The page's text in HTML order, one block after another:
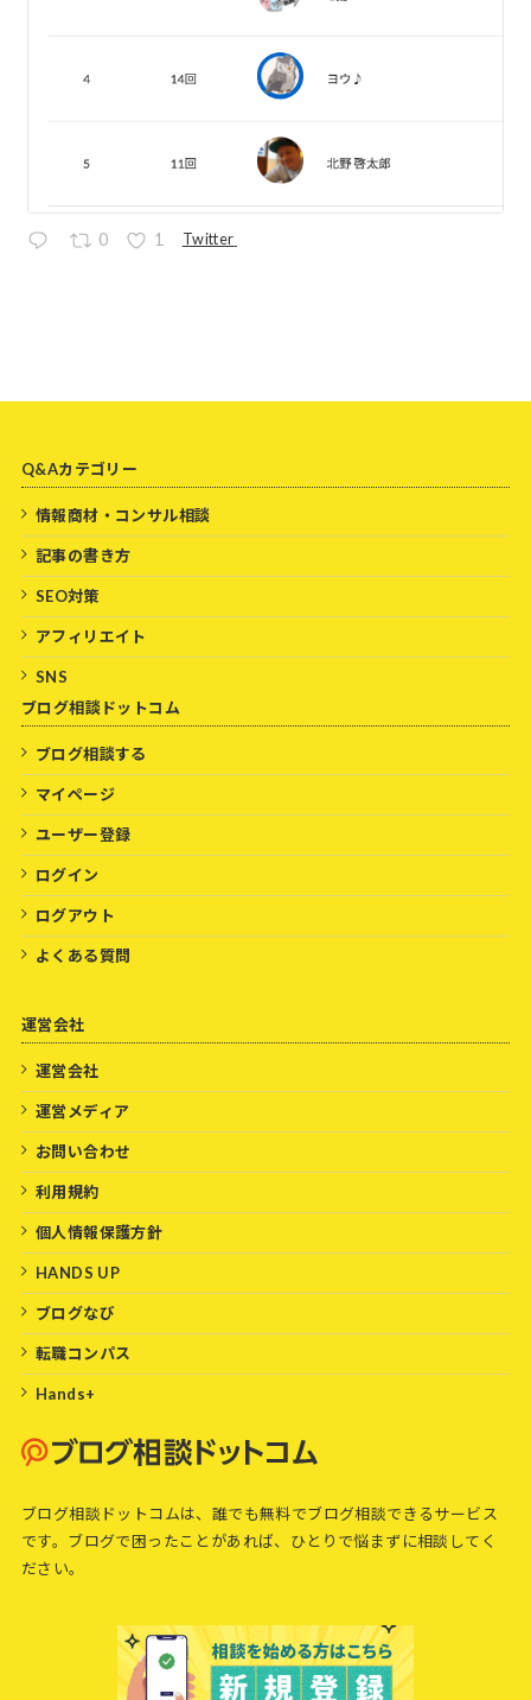
0 1 Twitter
Q&Aカテゴリー
情報商材・コンサル相談
記事の書き方
SEO対策
アフィリエイト
SNS
ブログ相談ドットコム
ブログ相談する
マイページ
ユーザー登録
ログイン
ログアウト
よくある質問
運営会社
運営会社
運営メディア
お問い合わせ
利用規約
個人情報保護方針
HANDS UP
ブログなび
転職コンパス
Hands+
ブログ相談ドットコムは、誰でも無料でブログ相談できるサービス
です。ブログで困ったことがあれば、ひとりで悩まずに相談してく
ださい。